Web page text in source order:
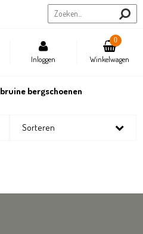
Inloggen Winkelwagen
0
bruine bergschoenen
Sorteren